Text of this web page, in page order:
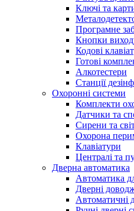
Ключі та
Програмне
Кнопки
Кодові
Готові
Алкотестери
Станції
Охоронні системи
Комплекти
Датчики та
Сирени та
Охорона
Клавіатури
Централі та
Дверна автоматика
Автоматика
Дверні
Автоматичні